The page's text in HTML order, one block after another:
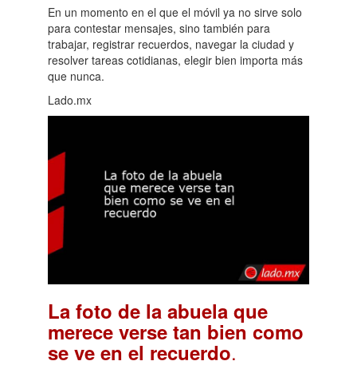
En un momento en el que el móvil ya no sirve solo
para contestar mensajes, sino también para
trabajar, registrar recuerdos, navegar la ciudad y
resolver tareas cotidianas, elegir bien importa más
que nunca.
Lado.mx
La foto de la abuela que
merece verse tan bien como
se ve en el recuerdo.